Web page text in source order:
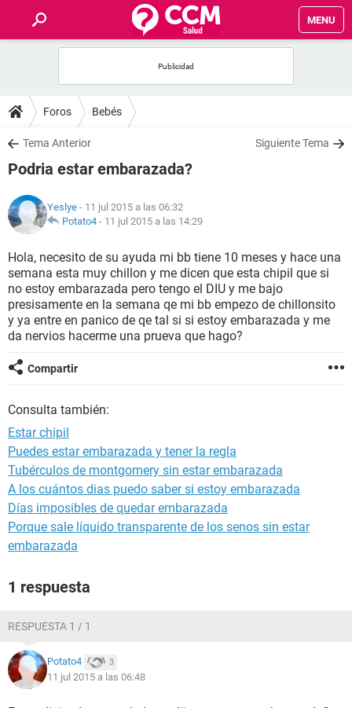
MENU
FOROS
SALUD
NUTRICIÓN
BIENESTAR
SEXUALIDAD
GLOSARIO
Foros Bebés
Tema Anterior Siguiente Tema
Podria estar embarazada?
Yeslye - 11 jul 2015 a las 06:32
Potato4 - 11 jul 2015 a las 14:29
Hola, necesito de su ayuda mi bb tiene 10 meses y hace una
semana esta muy chillon y me dicen que esta chipil que si
no estoy embarazada pero tengo el DIU y me bajo
presisamente en la semana qe mi bb empezo de chillonsito
y ya entre en panico de qe tal si si estoy embarazada y me
da nervios hacerme una prueva que hago?
Compartir
Consulta también:
Estar chipil
Puedes estar embarazada y tener la regla
Tubérculos de montgomery sin estar embarazada
A los cuántos dias puedo saber si estoy embarazada
Días imposibles de quedar embarazada
Porque sale líquido transparente de los senos sin estar
embarazada
1 respuesta
RESPUESTA 1 / 1
Potato4 3
11 jul 2015 a las 06:48